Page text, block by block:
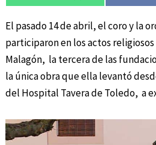
El pasado 14 de abril, el coro y la
participaron en los actos
Malagón, la tercera de las
la única obra que ella levantó
del Hospital Tavera de Toledo, a